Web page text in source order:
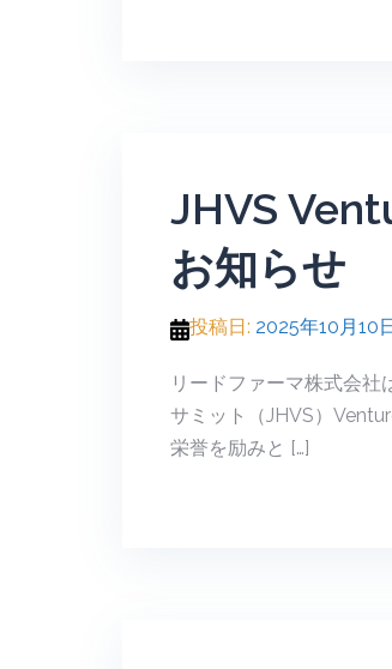
JHVS
お知らせ
投稿日: 2025年10月10
リードファーマ株式会社
サミット（JHVS）
栄誉を励みと […]